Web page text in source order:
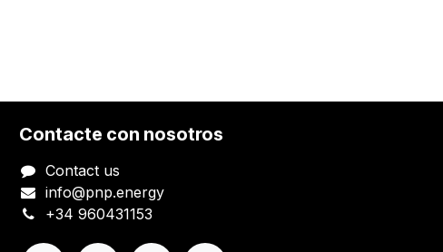
Contacte con nosotros
Contact us
info@pnp.energy
+34 960431153